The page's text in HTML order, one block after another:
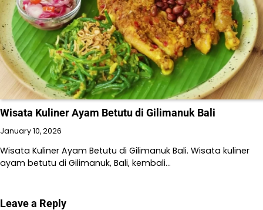
Wisata Kuliner Ayam Betutu di Gilimanuk Bali
January 10, 2026
Wisata Kuliner Ayam Betutu di Gilimanuk Bali. Wisata kuliner
ayam betutu di Gilimanuk, Bali, kembali…
Leave a Reply